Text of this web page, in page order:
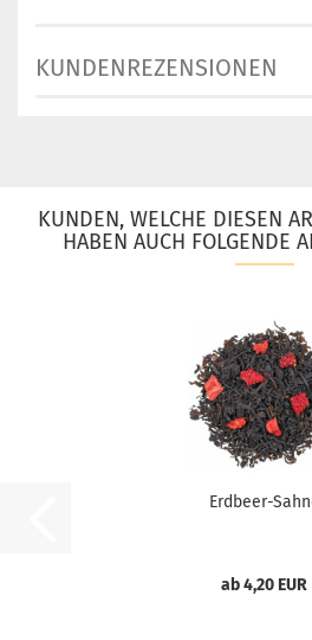
KUNDENREZENSIONEN
KUNDEN, WELCHE DIESEN
HABEN AUCH FOLGENDE
Erdbeer-
ab 4,20 EUR